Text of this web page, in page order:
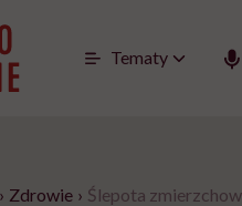
Tematy
› Zdrowie › Ślepota